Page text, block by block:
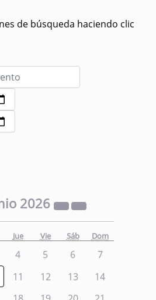
de búsqueda haciendo clic
2026
Jue Vie Sáb Dom
4 5 6
7
11 12 13
14